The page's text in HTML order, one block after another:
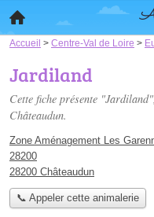
Accueil > Centre-Val de Loire >
Jardiland
Cette fiche présente
Châteaudun.
Zone Aménagement Les
28200
28200 Châteaudun
📞 Appeler cette animalerie